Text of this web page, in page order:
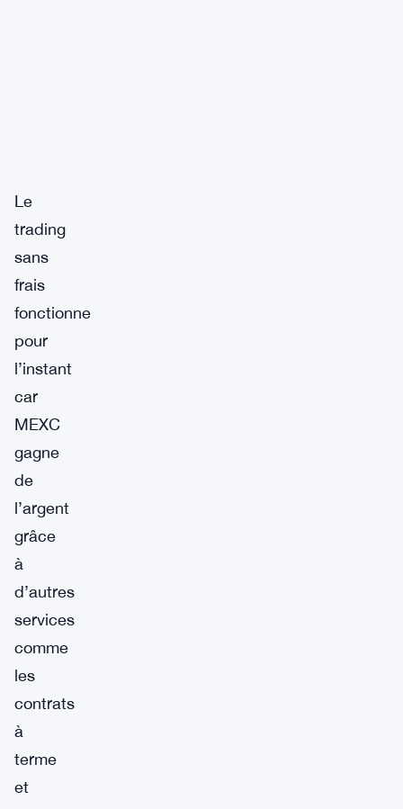
Le
trading
sans
frais
fonctionne
pour
l’instant
car
MEXC
gagne
de
l’argent
grâce
à
d’autres
services
comme
les
contrats
à
terme
et